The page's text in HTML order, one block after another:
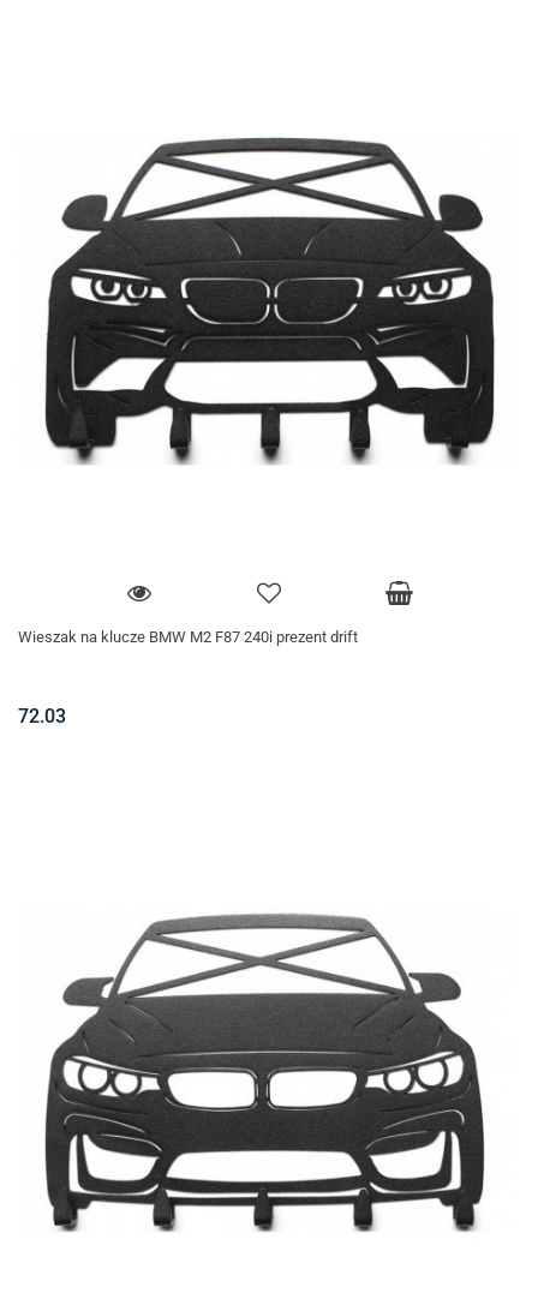
Wieszak na klucze BMW M2 F87 240i prezent drift
72.03